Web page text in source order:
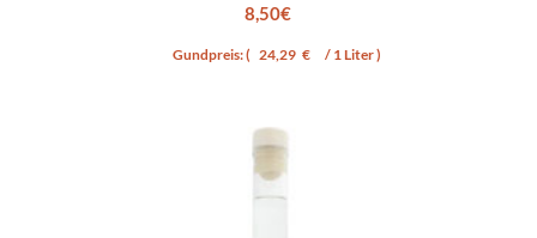
8,50€
Gundpreis: ( 24,29 € / 1 Liter )